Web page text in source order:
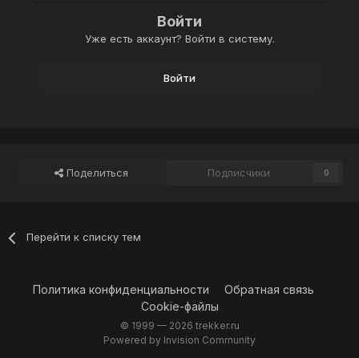
Войти
Уже есть аккаунт? Войти в систему.
Войти
Поделиться Подписчики 0
Перейти к списку тем
Политика конфиденциальности
Обратная связь
Cookie-файлы
© 1999 — 2026 trekker.ru
Powered by Invision Community